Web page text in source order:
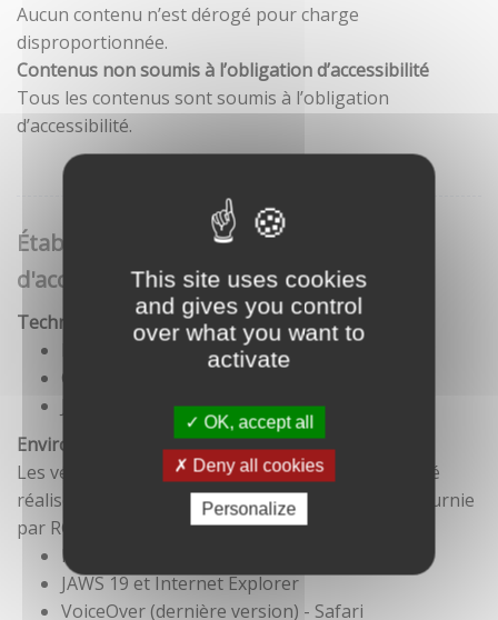
This site uses cookies
and gives you control
over what you want to
activate
OK, accept all
Deny all cookies
Personalize
Aucun contenu n’est dérogé pour charge
disproportionnée.
Contenus non soumis à l’obligation d’accessibilité
Tous les contenus sont soumis à l’obligation
d’accessibilité.
Établissement de cette déclaration
d'accessibilité
Technologies utilisées pour la réalisation du site
CSS
Environnement de test
Les vérifications de restitution de contenus ont été
réalisées conformément à la base de référence fournie
par RGAA 3.
Firefox et NVDA
JAWS 19 et Internet Explorer
VoiceOver (dernière version) - Safari